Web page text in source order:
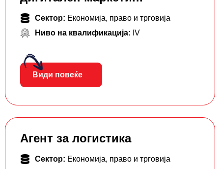
Сектор: Економија, право и трговија
Ниво на квалификација: IV
Види повеќе
Агент за логистика
Сектор: Економија, право и трговија